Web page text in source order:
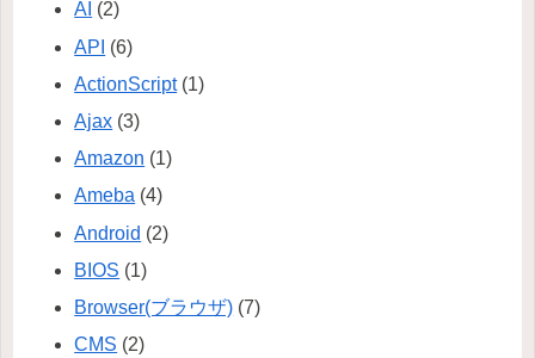
AI (2)
API (6)
ActionScript(1)
Ajax (3)
Amazon (1)
Ameba (4)
Android (2)
BIOS (1)
Browser(ブラウザ) (7)
CMS (2)